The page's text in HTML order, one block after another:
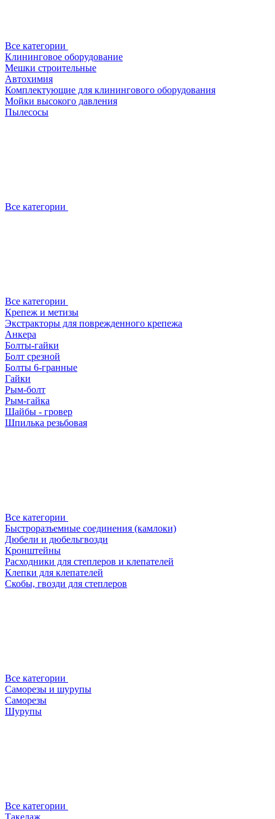
Все категории
Клининговое оборудование
Мешки строительные
Автохимия
Комплектующие для клинингового оборудования
Мойки высокого давления
Пылесосы
Все категории
Все категории
Крепеж и метизы
Экстракторы для поврежденного крепежа
Анкера
Болты-гайки
Болт срезной
Болты 6-гранные
Гайки
Рым-болт
Рым-гайка
Шайбы - гровер
Шпилька резьбовая
Все категории
Быстроразъемные соединения (камлоки)
Дюбели и дюбельгвозди
Кронштейны
Расходники для степлеров и клепателей
Клепки для клепателей
Скобы, гвозди для степлеров
Все категории
Саморезы и шурупы
Саморезы
Шурупы
Все категории
Такелаж